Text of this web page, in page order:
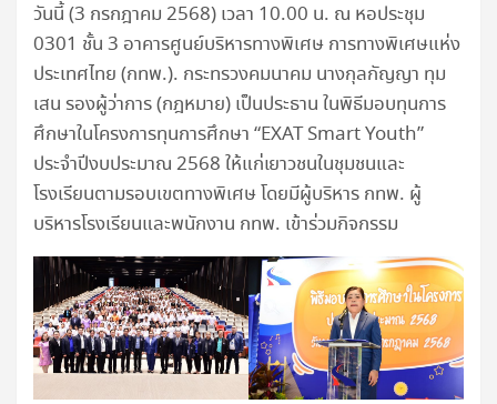
วันนี้ (3 กรกฎาคม 2568) เวลา 10.00 น. ณ หอประชุม
0301 ชั้น 3 อาคารศูนย์บริหารทางพิเศษ การทางพิเศษแห่ง
ประเทศไทย (กทพ.). กระทรวงคมนาคม นางกุลกัญญา ทุม
เสน รองผู้ว่าการ (กฎหมาย) เป็นประธาน ในพิธีมอบทุนการ
ศึกษาในโครงการทุนการศึกษา “EXAT Smart Youth”
ประจำปีงบประมาณ 2568 ให้แก่เยาวชนในชุมชนและ
โรงเรียนตามรอบเขตทางพิเศษ โดยมีผู้บริหาร กทพ. ผู้
บริหารโรงเรียนและพนักงาน กทพ. เข้าร่วมกิจกรรม